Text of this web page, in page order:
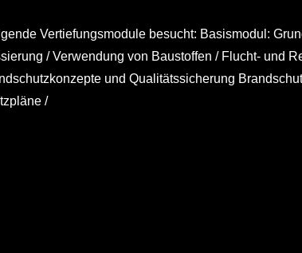
Vertiefungsmodule besucht: Basismodul:
/ Verwendung von Baustoffen / Flucht- und
und Qualitätssicherung
/